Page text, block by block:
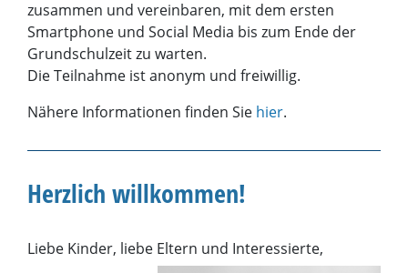
zusammen und vereinbaren, mit dem ersten
Smartphone und Social Media bis zum Ende der
Grundschulzeit zu warten.
Die Teilnahme ist anonym und freiwillig.
Nähere Informationen finden Sie hier.
Herzlich willkommen!
Liebe Kinder, liebe Eltern und Interessierte,